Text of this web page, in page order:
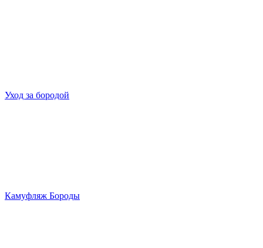
Уход за бородой
Камуфляж Бороды